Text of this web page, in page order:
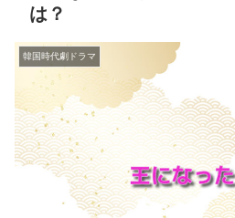
は？
韓国時代劇ドラマ